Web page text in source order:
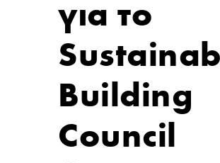
για το
Building
Council